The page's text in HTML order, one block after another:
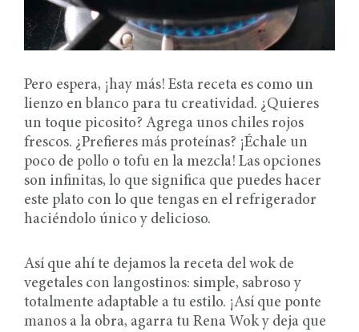
Pero espera, ¡hay más! Esta receta es como un
lienzo en blanco para tu creatividad. ¿Quieres
un toque picosito? Agrega unos chiles rojos
frescos. ¿Prefieres más proteínas? ¡Échale un
poco de pollo o tofu en la mezcla! Las opciones
son infinitas, lo que significa que puedes hacer
este plato con lo que tengas en el refrigerador
haciéndolo único y delicioso.
Así que ahí te dejamos la receta del wok de
vegetales con langostinos: simple, sabroso y
totalmente adaptable a tu estilo. ¡Así que ponte
manos a la obra, agarra tu Rena Wok y deja que